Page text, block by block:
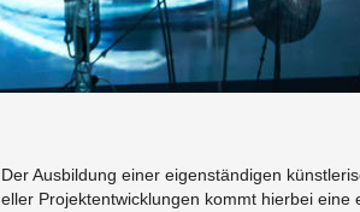
Der Aus­bil­dung einer ei­gens­tändi­gen
el­ler Pro­jekt­ent­wick­lun­gen kommt hier­bei eine